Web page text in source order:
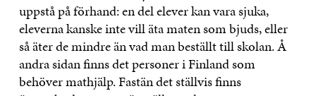
uppstå på förhand: en del elever kan vara sjuka,
eleverna kanske inte vill äta maten som bjuds, eller
så äter de mindre än vad man beställt till skolan. Å
andra sidan finns det personer i Finland som
behöver mathjälp. Fastän det ställvis finns